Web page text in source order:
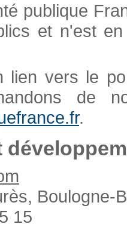
publique
et n'est
lien vers le
de
.
Boulogne-
15